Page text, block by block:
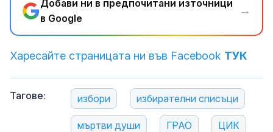
Добави ни в предпочитани източници
в Google
→
Харесайте страницата ни във Facebook ТУК
Тагове: избори избирателни списъци
мъртви души ГРАО ЦИК